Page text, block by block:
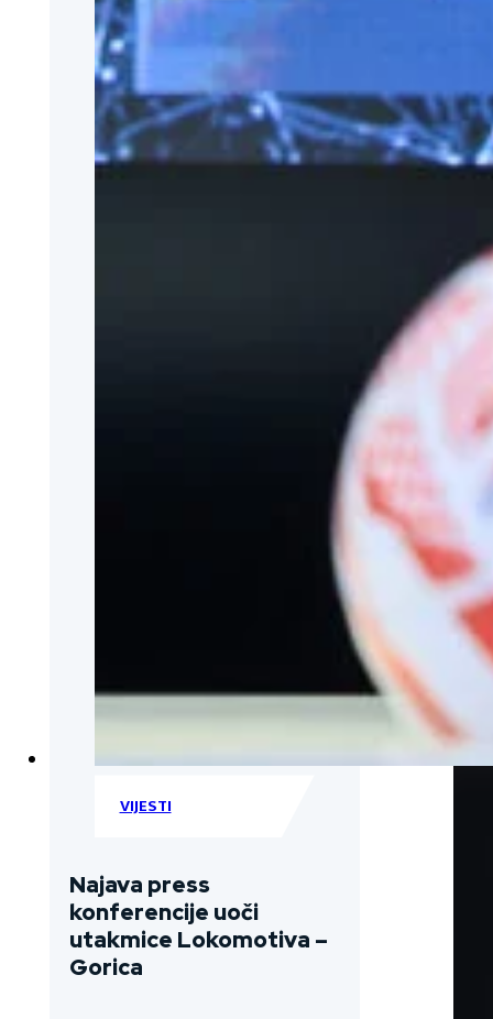
VIJESTI
Najava press
konferencije uoči
utakmice Lokomotiva –
Gorica